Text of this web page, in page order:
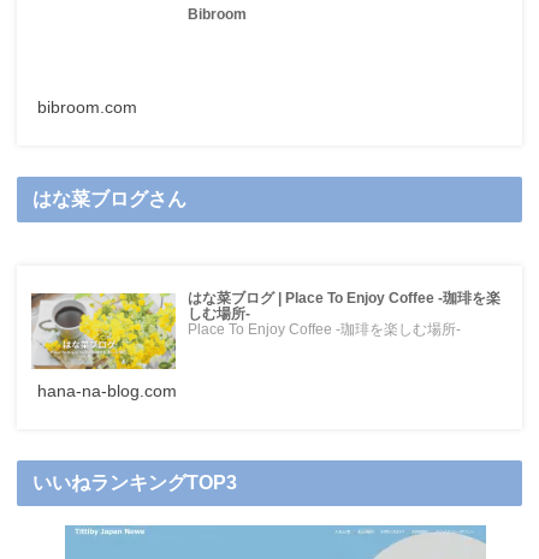
Bibroom
bibroom.com
はな菜ブログさん
はな菜ブログ | Place To Enjoy Coffee -珈琲を楽
しむ場所-
Place To Enjoy Coffee -珈琲を楽しむ場所-
hana-na-blog.com
いいねランキングTOP3